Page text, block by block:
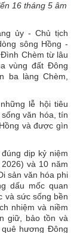
16 tháng 5 âm
ủy - Chủ tịch
sông Hồng -
Chèm từ lâu
vùng đất Đông
ba làng Chèm,
lễ hội tiêu
văn hóa, tín
và được gìn
dịp kỷ niệm
và 10 năm
sản văn hóa phi
dấu mốc quan
và sức sống bền
nhiệm và niềm
giữ, bảo tồn và
hương Đông